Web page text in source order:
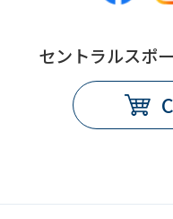
セントラルスポ